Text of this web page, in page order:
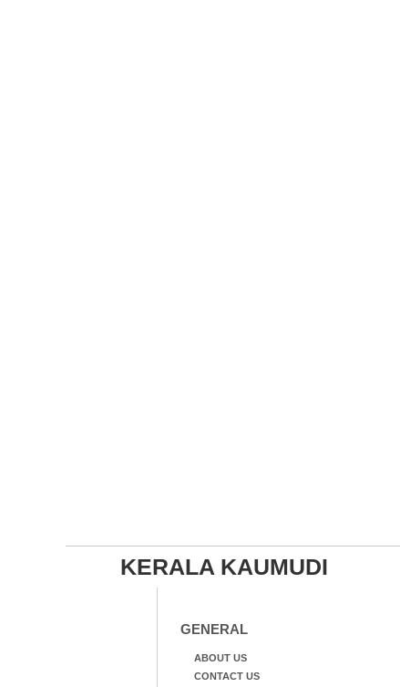
KERALA KAUMUDI
GENERAL
ABOUT US
CONTACT US